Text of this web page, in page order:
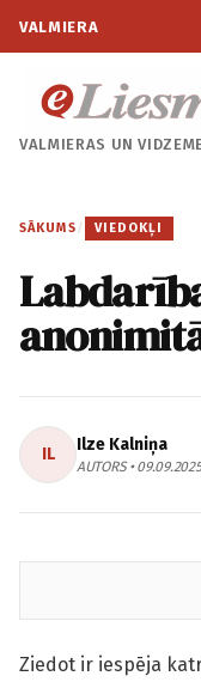
VALMIERA
VALMIERAS UN
SĀKUMS / VIEDOKĻI
IL Ilze Kalniņa
AUTORS •
Ziedot ir iespēja